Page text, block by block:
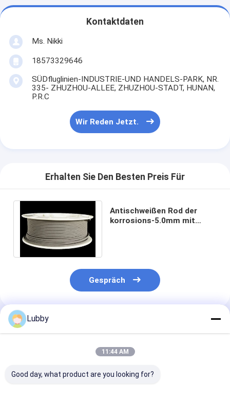
Kontaktdaten
Ms. Nikki
18573329646
SÜDfluglinien-INDUSTRIE-UND HANDELS-PARK, NR.
335- ZHUZHOU-ALLEE, ZHUZHOU-STADT, HUNAN,
P.R.C
Wir Reden Jetzt.
Erhalten Sie Den Besten Preis Für
Antischweißen Rod der
korrosions-5.0mm mit
Gespräch
Empfohlene Produkte
Lubby
11:44 AM
Good day, what product are you looking for?